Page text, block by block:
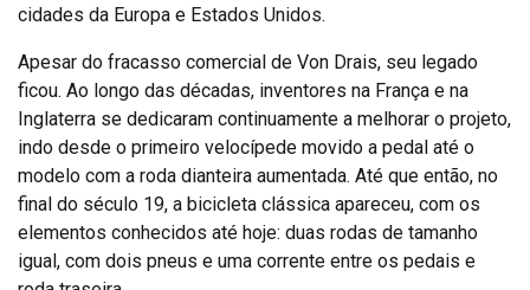
cidades da Europa e Estados Unidos.
Apesar do fracasso comercial de Von Drais, seu legado
ficou. Ao longo das décadas, inventores na França e na
Inglaterra se dedicaram continuamente a melhorar o projeto,
indo desde o primeiro velocípede movido a pedal até o
modelo com a roda dianteira aumentada. Até que então, no
final do século 19, a bicicleta clássica apareceu, com os
elementos conhecidos até hoje: duas rodas de tamanho
igual, com dois pneus e uma corrente entre os pedais e